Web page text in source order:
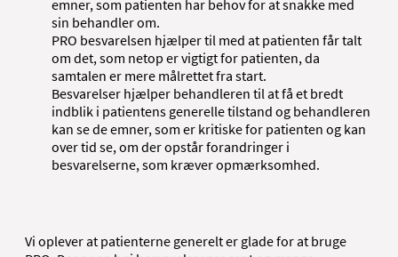
emner, som patienten har behov for at snakke med
sin behandler om.
PRO besvarelsen hjælper til med at patienten får talt
om det, som netop er vigtigt for patienten, da
samtalen er mere målrettet fra start.
Besvarelser hjælper behandleren til at få et bredt
indblik i patientens generelle tilstand og behandleren
kan se de emner, som er kritiske for patienten og kan
over tid se, om der opstår forandringer i
besvarelserne, som kræver opmærksomhed.
Vi oplever at patienterne generelt er glade for at bruge